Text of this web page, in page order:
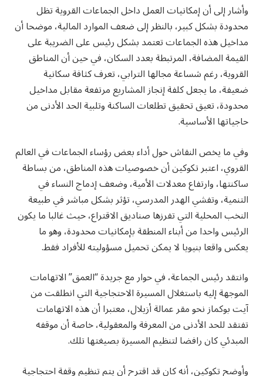
وأشار إلى أن إمكانيات العمل داخل الجماعات القروية تظل
محدودة بشكل كبير، بالنظر إلى ضعف الموارد المالية، موضحا أن
مداخيل هذه الجماعات تعتمد بشكل رئيس على الضريبة على
القيمة المضافة، المرتبطة بعدد السكان، في حين أن المناطق
القروية، رغم شساعة مجالها الترابي، تعرف كثافة سكانية
ضعيفة، ما يجعل كلفة إنجاز المشاريع مرتفعة مقابل مداخيل
محدودة، تعيق تحقيق تطلعات الساكنة وتلبية الحد الأدنى من
حاجياتها الأساسية.
وفي ما يخص النقاش حول أداء بعض رؤساء الجماعات في العالم
القروي، اعتبر تكوكين أن خصوصيات هذه المناطق، من بساطة
ساكنتها، وارتفاع معدلات الأمية، وضعف إدماج النساء في
التنمية، وتفشي الهدر المدرسي، تؤثر بشكل مباشر في طبيعة
النخب المحلية التي تفرزها صناديق الاقتراع، حيث غالبا ما يكون
الرئيس واحدا من أبناء المنطقة بإمكانيات محدودة، وهو ما
يعكس واقعا بنيويا لا يمكن تحميل مسؤوليته للأفراد فقط.
وانتقد رئيس الجماعة، في حوار مع جريدة “العمق” الاتهامات
الموجهة إليه باستغلال المسيرة الاحتجاجية التي انطلقت من
آيت بوكماز نحو مقر عمالة أزيلال، معتبرا أن هذه الاتهامات
تفتقد للحد الأدنى من المعرفة والمعقولية، خاصة أن موقفه
المبدئي كان رافضا لتنظيم المسيرة بصيغتها تلك.
وأوضح تكوكين، أنه كان قد اقترح أن يتم تنظيم وقفة احتجاجية